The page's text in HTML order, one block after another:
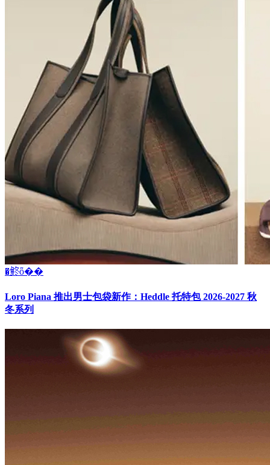
�鿴ȫ��
Loro Piana 推出男士包袋新作：Heddle 托特包 2026-2027 秋
冬系列